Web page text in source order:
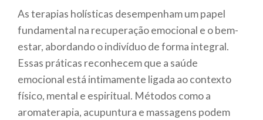
As terapias holísticas desempenham um papel
fundamental na recuperação emocional e o bem-
estar, abordando o indivíduo de forma integral.
Essas práticas reconhecem que a saúde
emocional está intimamente ligada ao contexto
físico, mental e espiritual. Métodos como a
aromaterapia, acupuntura e massagens podem